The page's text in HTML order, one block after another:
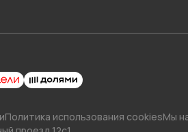
Политика использования cookiesМы